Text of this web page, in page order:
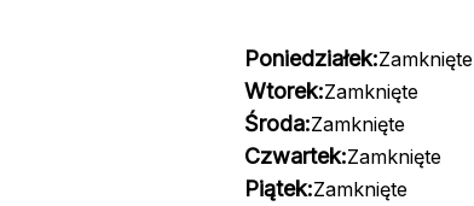
Poniedziałek:Zamknięte
Wtorek:Zamknięte
Środa:Zamknięte
Czwartek:Zamknięte
Piątek:Zamknięte